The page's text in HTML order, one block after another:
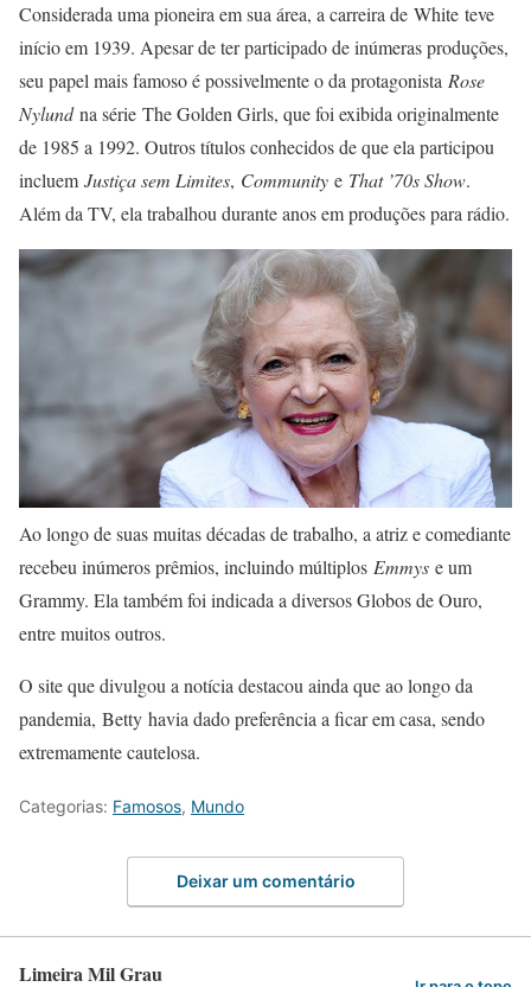
Considerada uma pioneira em sua área, a carreira de White teve
início em 1939. Apesar de ter participado de inúmeras produções,
seu papel mais famoso é possivelmente o da protagonista Rose
Nylundna série The Golden Girls, que foi exibida originalmente
de 1985 a 1992. Outros títulos conhecidos de que ela participou
incluem Justiça sem Limites, Community e That ’70s Show.
Além da TV, ela trabalhou durante anos em produções para rádio.
Ao longo de suas muitas décadas de trabalho, a atriz e comediante
recebeu inúmeros prêmios, incluindo múltiplos Emmys e um
Grammy. Ela também foi indicada a diversos Globos de Ouro,
entre muitos outros.
O site que divulgou a notícia destacou ainda que ao longo da
pandemia, Betty havia dado preferência a ficar em casa, sendo
extremamente cautelosa.
Categorias: Famosos, Mundo
Deixar um comentário
Limeira Mil Grau